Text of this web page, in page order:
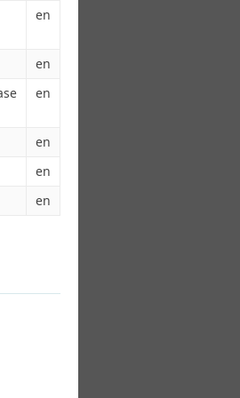
en
en
en
en
en
en